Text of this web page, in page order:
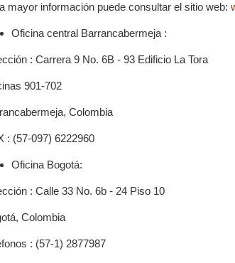
mayor información puede consultar el sitio web:
Oficina central Barrancabermeja :
: Carrera 9 No. 6B - 93 Edificio La Tora
901-702
Colombia
: (57-097) 6222960
Oficina Bogotá:
: Calle 33 No. 6b - 24 Piso 10
Colombia
: (57-1) 2877987